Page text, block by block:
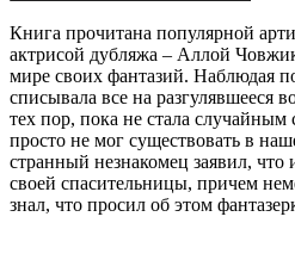
Книга прочитана популярной
актрисой дубляжа – Аллой
мире своих фантазий. Наблюдая
списывала все на разгулявшееся
тех пор, пока не стала случайным
просто не мог существовать в
странный незнакомец заявил,
своей спасительницы, причем
знал, что просил об этом